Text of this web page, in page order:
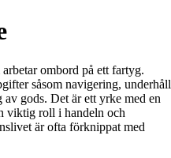
ombord på ett fartyg.
såsom navigering, underhåll
gods. Det är ett yrke med en
viktig roll i handeln och
är ofta förknippat med